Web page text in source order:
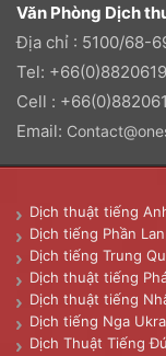
Văn Phòng Dịch
Địa chỉ : 5100/68-
Tel:
Cell :
Email:
Dịch thuật tiếng
Dịch tiếng Phần Lan
Dịch tiếng Trung
Dịch thuật tiếng
Dịch thuật tiếng
Dịch tiếng Nga
Dịch Thuật Tiếng